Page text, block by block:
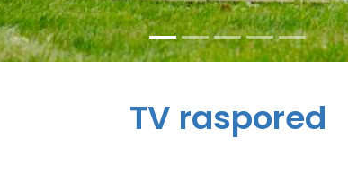
TV raspored